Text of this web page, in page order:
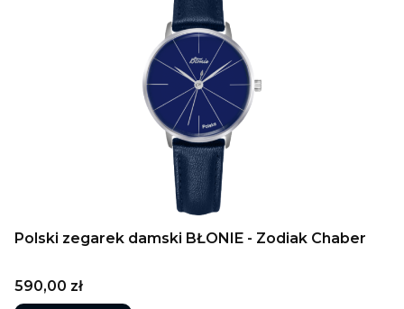
Polski zegarek damski BŁONIE - Zodiak Chaber
Cena
590,00 zł